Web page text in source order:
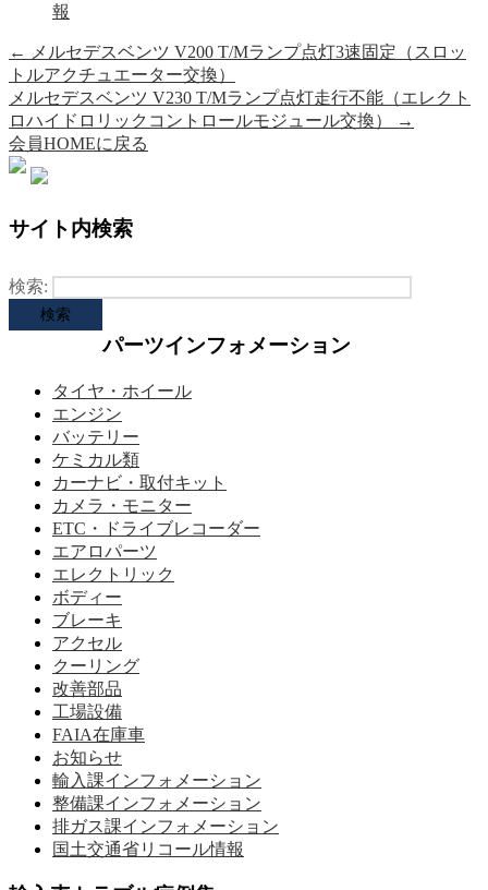
報
←
メルセデスベンツ V200 T/Mランプ点灯3速固定（スロッ
トルアクチュエーター交換）
メルセデスベンツ V230 T/Mランプ点灯走行不能（エレクト
ロハイドロリックコントロールモジュール交換）
→
会員HOMEに戻る
サイト内検索
検索:
パーツインフォメーション
タイヤ・ホイール
エンジン
バッテリー
ケミカル類
カーナビ・取付キット
カメラ・モニター
ETC・ドライブレコーダー
エアロパーツ
エレクトリック
ボディー
ブレーキ
アクセル
クーリング
改善部品
工場設備
FAIA在庫車
お知らせ
輸入課インフォメーション
整備課インフォメーション
排ガス課インフォメーション
国土交通省リコール情報